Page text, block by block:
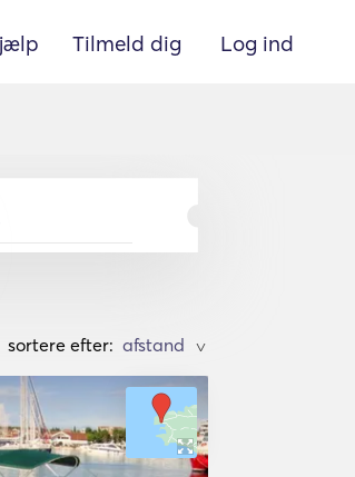
Tilmeld dig Log ind
sortere efter: >